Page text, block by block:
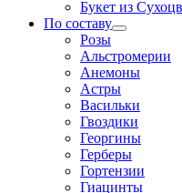
Букет из
По составу
Розы
Альстромерии
Анемоны
Астры
Васильки
Гвоздики
Георгины
Герберы
Гортензии
Гиацинты